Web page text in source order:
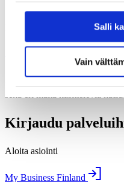
Salli
Vain
Rahoituksen asiontipalvelun
projektin etenemisestä sekä
Market Opportunities -palvelu
Kirjaudu
Aloita asiointi
My Business Finland